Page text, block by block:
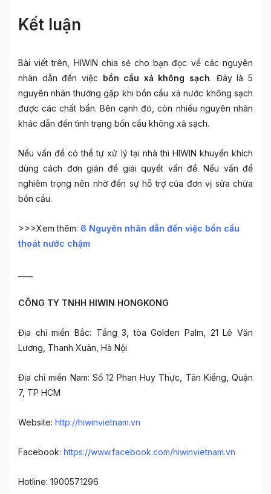
Kết luận
Bài viết trên, HIWIN chia sẻ cho bạn đọc về các nguyên
nhân dẫn đến việc bồn cầu xả không sạch. Đây là 5
nguyên nhân thường gặp khi bồn cầu xả nước không sạch
được các chất bẩn. Bên cạnh đó, còn nhiều nguyên nhân
khác dẫn đến tình trạng bồn cầu không xả sạch.
Nếu vấn đề có thể tự xử lý tại nhà thì HIWIN khuyến khích
dùng cách đơn giản để giải quyết vấn đề. Nếu vấn đề
nghiêm trọng nên nhờ đến sự hỗ trợ của đơn vị sửa chữa
bồn cầu.
>>>Xem thêm: 6 Nguyên nhân dẫn đến việc bồn cầu
thoát nước chậm
CÔNG TY TNHH HIWIN HONGKONG
Địa chỉ miền Bắc: Tầng 3, tòa Golden Palm, 21 Lê Văn
Lương, Thanh Xuân, Hà Nội
Địa chỉ miền Nam: Số 12 Phan Huy Thực, Tân Kiểng, Quận
7, TP HCM
Website: http://hiwinvietnam.vn
Facebook: https://www.facebook.com/hiwinvietnam.vn
Hotline: 1900571296